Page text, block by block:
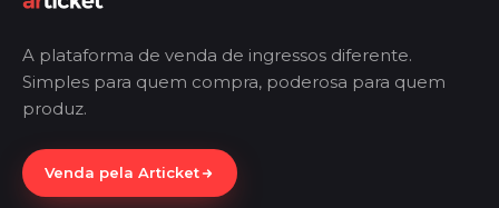
A plataforma de venda de ingressos diferente.
Simples para quem compra, poderosa para quem
produz.
Venda pela Articket